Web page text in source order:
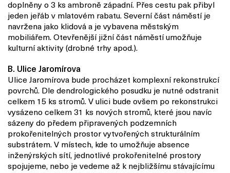
doplněny o 3 ks ambroně západní. Přes cestu pak přibyl
jeden jeřáb v mlatovém rabatu. Severní část náměstí je
navržena jako klidová a je vybavena městským
mobiliářem. Otevřenější jižní část náměstí umožňuje
kulturní aktivity (drobné trhy apod.).
B. Ulice Jaromírova
Ulice Jaromírova bude procházet komplexní rekonstrukcí
povrchů. Dle dendrologického posudku je nutné odstranit
celkem 15 ks stromů. V ulici bude ovšem po rekonstrukci
vysázeno celkem 31 ks nových stromů, které jsou navíc
sázeny do předem připravených podzemních
prokořenitelných prostor vytvořených strukturálním
substrátem. V místech, kde to umožňuje absence
inženýrských sítí, jednotlivé prokořenitelné prostory
spojujeme, nebo je vedeme až k nejbližšímu stávajícímu